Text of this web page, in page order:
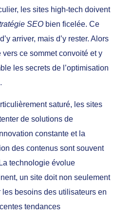
les sites high-tech doivent
SEO bien ficelée. Ce
arriver, mais d’y rester. Alors
ce sommet convoité et y
les secrets de l’optimisation
saturé, les sites
de solutions de
constante et la
des contenus sont souvent
technologie évolue
un site doit non seulement
besoins des utilisateurs en
tendances